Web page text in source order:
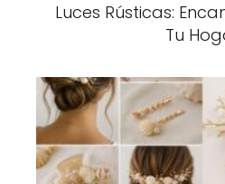
Luces Rústicas:
Tu